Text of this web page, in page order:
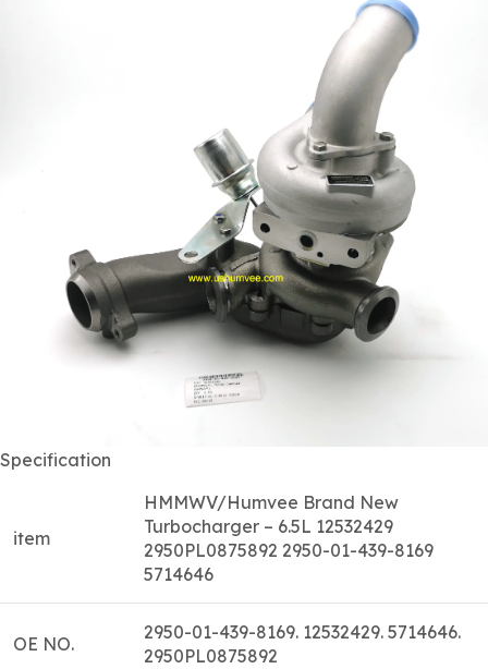
Specification
item
HMMWV/Humvee Brand New
Turbocharger – 6.5L 12532429
2950PL0875892 2950-01-439-8169
5714646
OE NO.
2950-01-439-8169. 12532429. 5714646.
2950PL0875892